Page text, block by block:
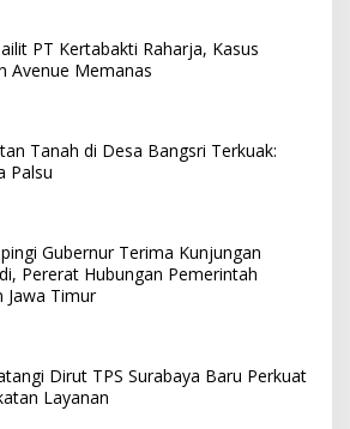
PT Kertabakti Raharja, Kasus
Avenue Memanas
Tanah di Desa Bangsri Terkuak:
Palsu
Gubernur Terima Kunjungan
Pererat Hubungan Pemerintah
Jawa Timur
Dirut TPS Surabaya Baru Perkuat
Layanan